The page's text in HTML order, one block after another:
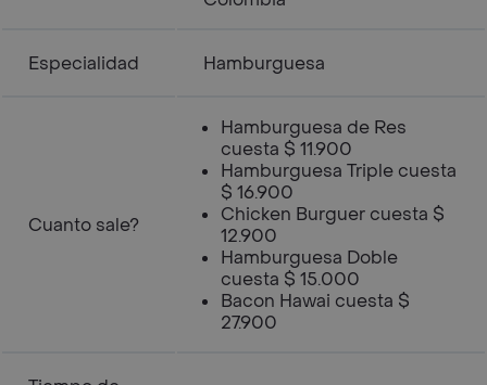
Especialidad Hamburguesa
Cuanto sale?
Hamburguesa de Res
cuesta $ 11.900
Hamburguesa Triple cuesta
$ 16.900
Chicken Burguer cuesta $
12.900
Hamburguesa Doble
cuesta $ 15.000
Bacon Hawai cuesta $
27.900